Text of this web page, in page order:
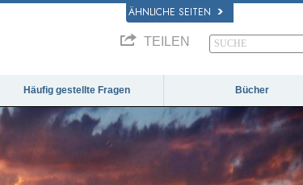
ÄHNLICHE SEITEN
TEILEN
Häufig gestellte Fragen Bücher